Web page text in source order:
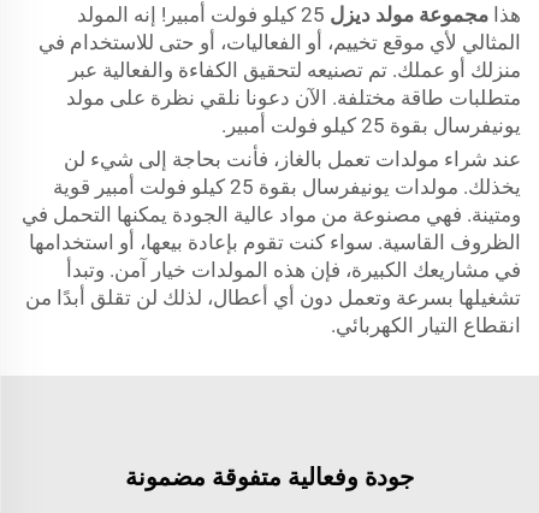
هذا مجموعة مولد ديزل
25 كيلو فولت أمبير! إنه المولد
المثالي لأي موقع تخييم، أو الفعاليات، أو حتى للاستخدام في
منزلك أو عملك. تم تصنيعه لتحقيق الكفاءة والفعالية عبر
متطلبات طاقة مختلفة. الآن دعونا نلقي نظرة على مولد
يونيفرسال بقوة 25 كيلو فولت أمبير.
عند شراء مولدات تعمل بالغاز، فأنت بحاجة إلى شيء لن
يخذلك. مولدات يونيفرسال بقوة 25 كيلو فولت أمبير قوية
ومتينة. فهي مصنوعة من مواد عالية الجودة يمكنها التحمل في
الظروف القاسية. سواء كنت تقوم بإعادة بيعها، أو استخدامها
في مشاريعك الكبيرة، فإن هذه المولدات خيار آمن. وتبدأ
تشغيلها بسرعة وتعمل دون أي أعطال، لذلك لن تقلق أبدًا من
انقطاع التيار الكهربائي.
جودة وفعالية متفوقة مضمونة